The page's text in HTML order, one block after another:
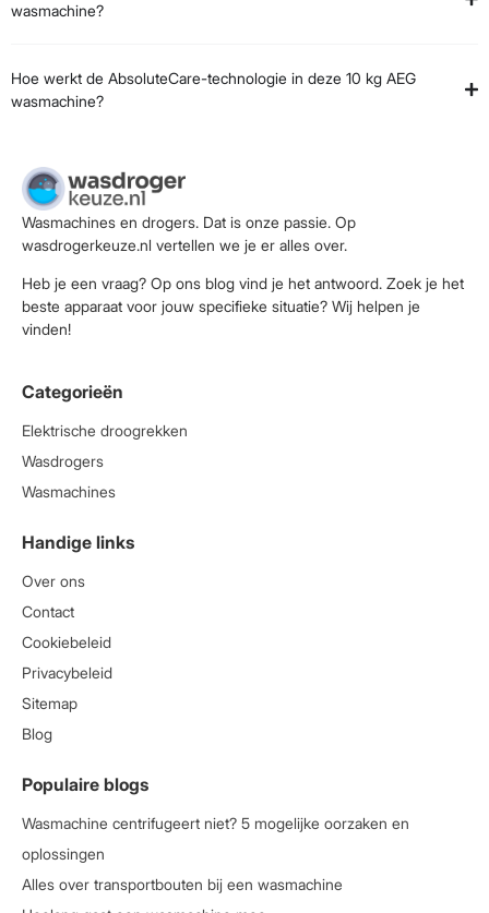
wasmachine?
Hoe werkt de AbsoluteCare-technologie in deze 10 kg AEG
wasmachine?
Wasmachines en drogers. Dat is onze passie. Op
wasdrogerkeuze.nl vertellen we je er alles over.
Heb je een vraag? Op ons blog vind je het antwoord. Zoek je het
beste apparaat voor jouw specifieke situatie? Wij helpen je
vinden!
Categorieën
Elektrische droogrekken
Wasdrogers
Wasmachines
Handige links
Over ons
Contact
Cookiebeleid
Privacybeleid
Sitemap
Blog
Populaire blogs
Wasmachine centrifugeert niet? 5 mogelijke oorzaken en
oplossingen
Alles over transportbouten bij een wasmachine